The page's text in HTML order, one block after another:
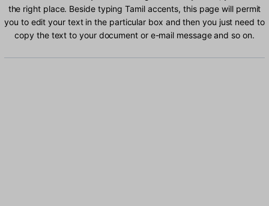
the right place. Beside typing Tamil accents, this page will permit
you to edit your text in the particular box and then you just need to
copy the text to your document or e-mail message and so on.